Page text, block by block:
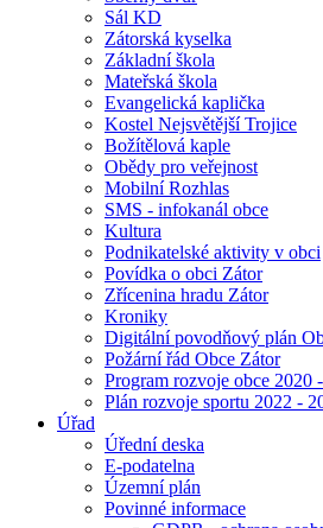
Sál KD
Zátorská kyselka
Základní škola
Mateřská škola
Evangelická kaplička
Kostel Nejsvětější Trojice
Božítělová kaple
Obědy pro veřejnost
Mobilní Rozhlas
SMS - infokanál obce
Kultura
Podnikatelské aktivity v obci
Povídka o obci Zátor
Zřícenina hradu Zátor
Kroniky
Digitální povodňový plán
Požární řád Obce Zátor
Program rozvoje obce 2020
Plán rozvoje sportu 2022 -
Úřad
Úřední deska
E-podatelna
Územní plán
Povinné informace